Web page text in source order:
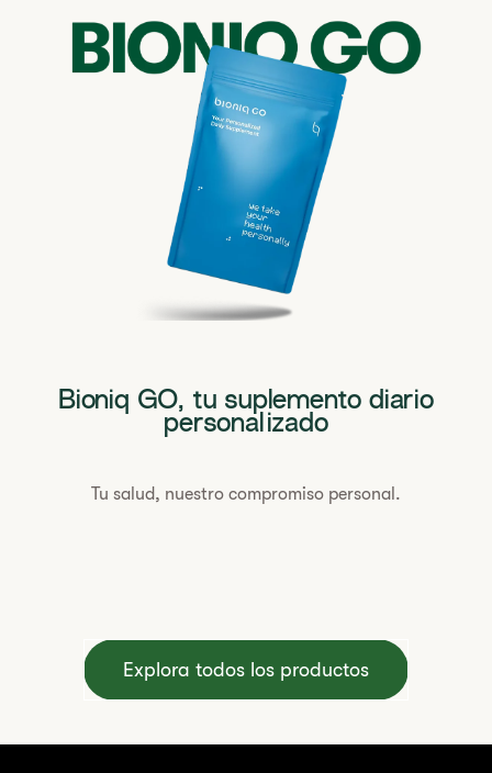
Bioniq GO, tu suplemento diario
personalizado
Tu salud, nuestro compromiso personal.
Explora todos los productos